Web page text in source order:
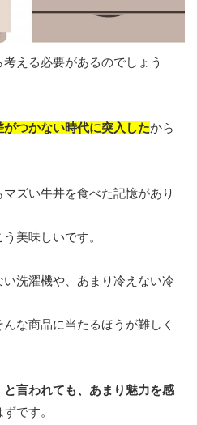
える必要があるのでしょう
つかない時代に突入したから
ズい牛丼を食べた記憶があり
美味しいです。
洗濯機や、あまり冷えない冷
な商品に当たるほうが難しく
と言われても、あまり魅力を感
です。